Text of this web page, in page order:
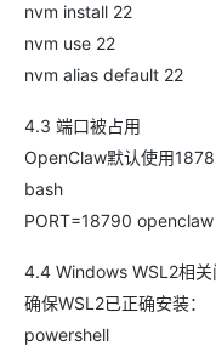
nvm install 22
nvm use 22
nvm alias default 22
4.3 端口被占用
OpenClaw默认使用
bash
PORT=18790
4.4 Windows WSL2相关
确保WSL2已正确安装：
powershell